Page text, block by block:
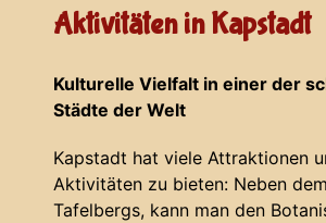
Aktivitäten in Kapstadt
Kulturelle Vielfalt in einer der
Städte der Welt
Kapstadt hat viele Attraktionen
Aktivitäten zu bieten: Neben
Tafelbergs, kann man den